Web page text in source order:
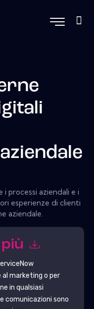
i processi aziendali e i
esperienze di clienti
aziendale.
marketing o per
in qualsiasi
comunicazioni sono